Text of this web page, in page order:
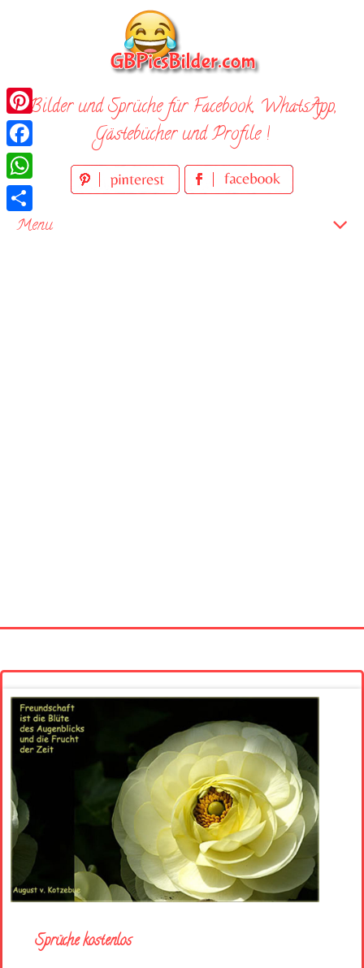
Bilder und Sprüche für Facebook, WhatsApp,
Gästebücher und Profile !
Menu
Sprüche kostenlos
Pinterest
Facebook
WhatsApp
Teilen